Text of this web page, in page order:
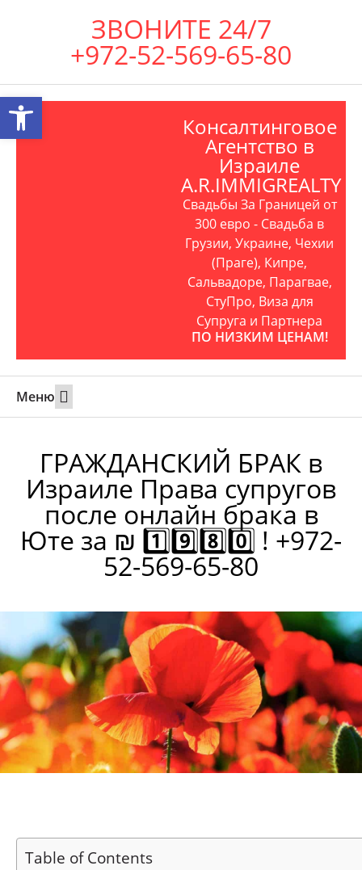
ЗВОНИТЕ 24/7
+972-52-569-65-80
Консалтинговое
Агентство в
Израиле
A.R.IMMIGREALTY
Свадьбы За Границей от
300 евро - Свадьба в
Грузии, Украине, Чехии
(Праге), Кипре,
Сальвадоре, Парагвае,
СтуПро, Виза для
Супруга и Партнера
ПО НИЗКИМ ЦЕНАМ!
Меню
ГРАЖДАНСКИЙ БРАК в
Израиле Права супругов
после онлайн брака в
Юте за ₪ 1️⃣9️⃣8️⃣0️⃣ ! +972-
52-569-65-80
Table of Contents
Открыть панель инструментов